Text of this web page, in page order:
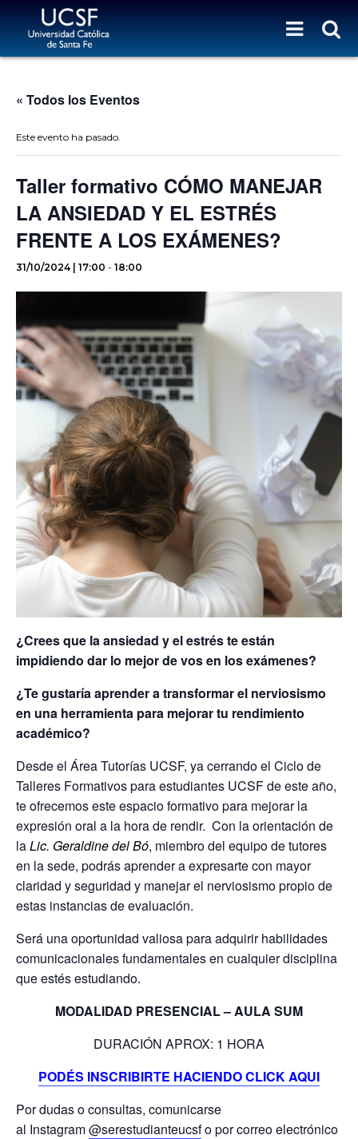
« Todos los Eventos
Este evento ha pasado.
Taller formativo CÓMO MANEJAR
LA ANSIEDAD Y EL ESTRÉS
FRENTE A LOS EXÁMENES?
31/10/2024 | 17:00 - 18:00
¿Crees que la ansiedad y el estrés te están
impidiendo dar lo mejor de vos en los exámenes?
¿Te gustaría aprender a transformar el nerviosismo
en una herramienta para mejorar tu rendimiento
académico?
Desde el Área Tutorías UCSF, ya cerrando el Ciclo de
Talleres Formativos para estudiantes UCSF de este año,
te ofrecemos este espacio formativo para mejorar la
expresión oral a la hora de rendir. Con la orientación de
laLic. Geraldine del Bó, miembro del equipo de tutores
en la sede, podrás aprender a expresarte con mayor
claridad y seguridad y manejar el nerviosismo propio de
estas instancias de evaluación.
Será una oportunidad valiosa para adquirir habilidades
comunicacionales fundamentales en cualquier disciplina
que estés estudiando.
MODALIDAD PRESENCIAL – AULA SUM
DURACIÓN APROX: 1 HORA
PODÉS INSCRIBIRTE HACIENDO CLICK AQUI
Por dudas o consultas, comunicarse
al Instagram@serestudianteucsfo por correo electrónico